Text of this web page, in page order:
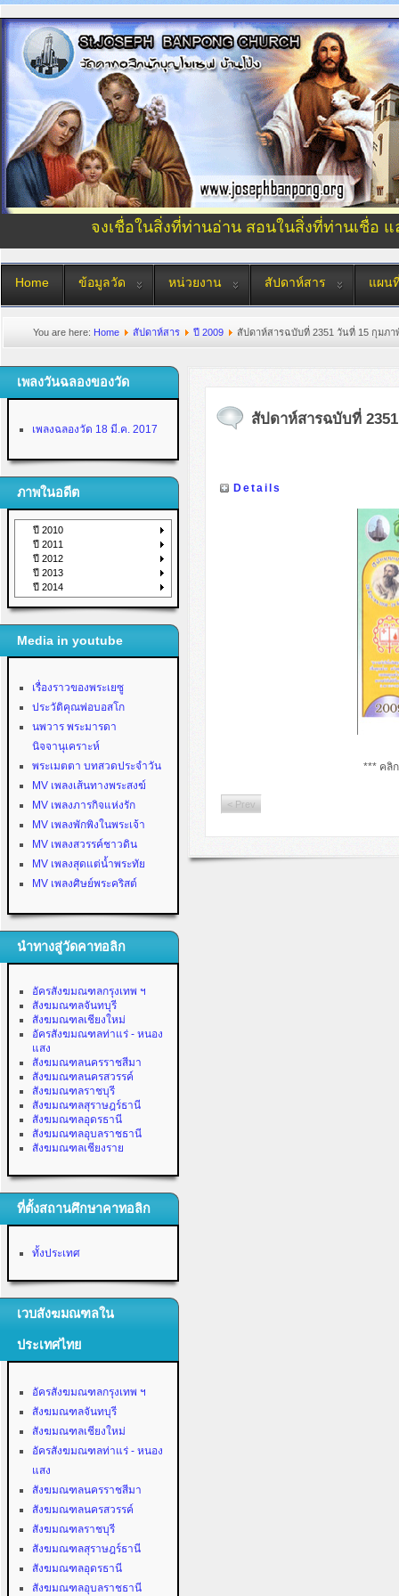
จงเชื่อในสิ่งที่ท่านอ่าน สอนในสิ่งที่ท่านเชื่อ
Home ข้อมูลวัด หน่วยงาน สัปดาห์สาร แผน
You are here: Home สัปดาห์สาร ปี 2009 สัปดาห์สารฉบับที่ 2351 วันที่ 15 กุมภา
เพลงวันฉลองของวัด
เพลงฉลองวัด 18 มี.ค. 2017
ภาพในอดีต
ปี 2010
ปี 2011
ปี 2012
ปี 2013
ปี 2014
Media in youtube
เรื่องราวของพระเยซู
ประวัติคุณพ่อบอสโก
นพวาร พระมารดา
นิจจานุเคราะห์
พระเมตตา บทสวดประจำวัน
MV เพลงเส้นทางพระสงฆ์
MV เพลงภารกิจแห่งรัก
MV เพลงพักพิงในพระเจ้า
MV เพลงสวรรค์ชาวดิน
MV เพลงสุดแต่น้ำพระทัย
MV เพลงศิษย์พระคริสต์
นำทางสู่วัดคาทอลิก
อัครสังฆมณฑลกรุงเทพ ฯ
สังฆมณฑลจันทบุรี
สังฆมณฑลเชียงใหม่
อัครสังฆมณฑลท่าแร่ - หนอง
แสง
สังฆมณฑลนครราชสีมา
สังฆมณฑลนครสวรรค์
สังฆมณฑลราชบุรี
สังฆมณฑลสุราษฎร์ธานี
สังฆมณฑลอุดรธานี
สังฆมณฑลอุบลราชธานี
สังฆมณฑลเชียงราย
ที่ตั้งสถานศึกษาคาทอลิก
ทั้งประเทศ
เวบสังฆมณฑลใน
ประเทศไทย
อัครสังฆมณฑลกรุงเทพ ฯ
สังฆมณฑลจันทบุรี
สังฆมณฑลเชียงใหม่
อัครสังฆมณฑลท่าแร่ - หนอง
แสง
สังฆมณฑลนครราชสีมา
สังฆมณฑลนครสวรรค์
สังฆมณฑลราชบุรี
สังฆมณฑลสุราษฎร์ธานี
สังฆมณฑลอุดรธานี
สังฆมณฑลอุบลราชธานี
สัปดาห์สารฉบับที่
Details
*** คลิ
< Prev